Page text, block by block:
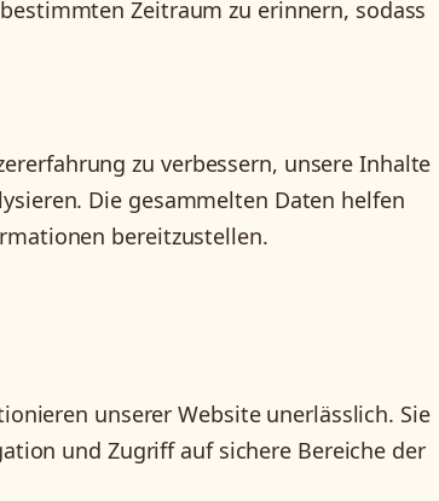
Zeitraum zu erinnern, sodass
zu verbessern, unsere Inhalte
Die gesammelten Daten helfen
bereitzustellen.
unserer Website unerlässlich. Sie
und Zugriff auf sichere Bereiche der